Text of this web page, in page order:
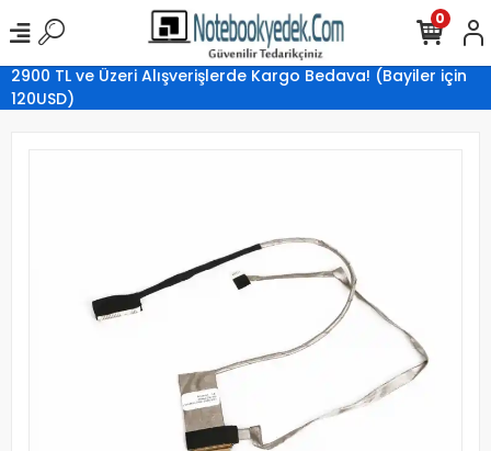
2900 TL ve Üzeri Alışverişlerde Kargo Bedava! (Bayiler için
120USD)
0